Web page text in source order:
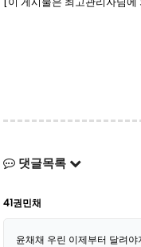
댓글목록
41권민채
윤채채 우린 이제부터 달려야